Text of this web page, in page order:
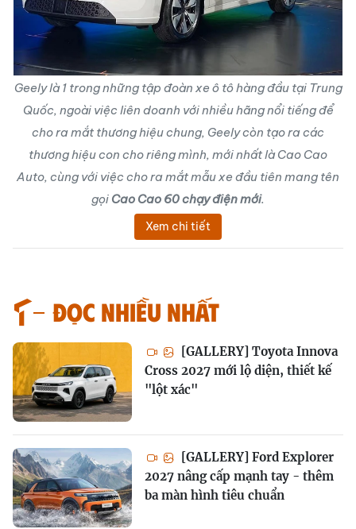
Geely là 1 trong những tập đoàn xe ô tô hàng đầu tại Trung
Quốc, ngoài việc liên doanh với nhiều hãng nổi tiếng để
cho ra mắt thương hiệu chung, Geely còn tạo ra các
thương hiệu con cho riêng mình, mới nhất là Cao Cao
Auto, cùng với việc cho ra mắt mẫu xe đầu tiên mang tên
gọi Cao Cao 60 chạy điện mới.
Xem chi tiết
Đọc nhiều nhất
[GALLERY] Toyota Innova
Cross 2027 mới lộ diện, thiết kế
"lột xác"
[GALLERY] Ford Explorer
2027 nâng cấp mạnh tay - thêm
ba màn hình tiêu chuẩn